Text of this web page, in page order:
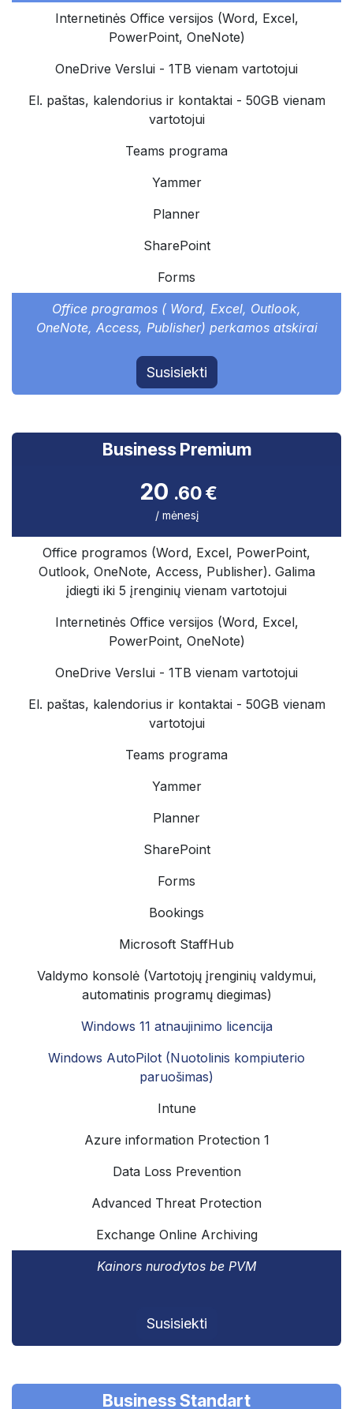
Internetinės Office versijos (Word, Excel,
PowerPoint, OneNote) ​
OneDrive Verslui - 1TB vienam vartotojui​ ​
El. paštas, kalendorius ir kontaktai - 50GB vienam
vartotojui ​
Teams programa ​
Yammer
Planner
SharePoint
Forms
Office programos ( Word, Excel, Outlook,
OneNote, Access, Publisher) perkamos atskirai
Susisiekti
Business Premium
20 .60 €
/ mėnesį
Office programos (Word, Excel, PowerPoint,
Outlook, OneNote, Access, Publisher). Galima
įdiegti iki 5 įrenginių vienam vartotojui ​
Internetinės Office versijos (Word, Excel,
PowerPoint, OneNote) ​
OneDrive Verslui - 1TB vienam vartotojui​ ​
El. paštas, kalendorius ir kontaktai - 50GB vienam
vartotojui ​
Teams programa ​
Yammer
Planner
SharePoint
Forms
Bookings
Microsoft StaffHub
Valdymo konsolė (Vartotojų įrenginių valdymui,
automatinis programų diegimas)
Windows 11 atnaujinimo licencija
Windows AutoPilot (Nuotolinis kompiuterio
paruošimas)
Intune
Azure information Protection 1
Data Loss Prevention
Advanced Threat Protection
Exchange Online Archiving
Kainors nurodytos be PVM
Susisiekti
Business Standart